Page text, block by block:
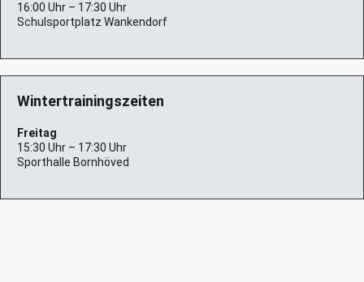
16:00 Uhr – 17:30 Uhr
Schulsportplatz Wankendorf
Wintertrainingszeiten
Freitag
15:30 Uhr – 17:30 Uhr
Sporthalle Bornhöved